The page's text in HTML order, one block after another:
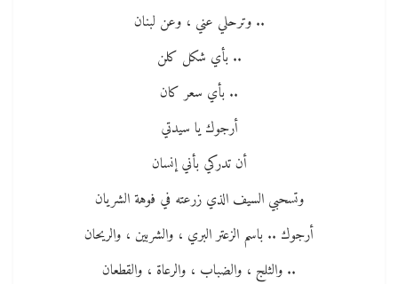
.. وترحلي عني ، وعن لبنان
.. بأي شكل كلن
.. بأي سعر كان
أرجوك يا سيدتي
أن تدركي بأني إنسان
وتسحبي السيف الذي زرعته في فوهة الشريان
أرجوك .. باسم الزعتر البري ، والشربين ، والريحان
.. والثلج ، والضباب ، والرعاة ، والقطعان